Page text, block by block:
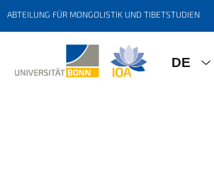
ABTEILUNG FÜR MONGOLISTIK UND TIBETSTUDIEN
DE